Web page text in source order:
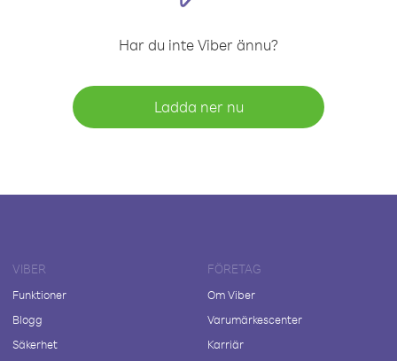
Har du inte Viber ännu?
Ladda ner nu
VIBER
Funktioner
Blogg
Säkerhet
FÖRETAG
Om Viber
Varumärkescenter
Karriär